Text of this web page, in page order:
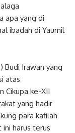
apa yang di
ibadah di Yaumil
Budi Irawan yang
atas
Cikupa ke-XII
yang hadir
para kafilah
harus terus